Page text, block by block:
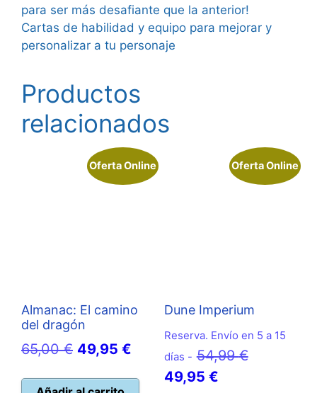
para ser más desafiante que la anterior!
Cartas de habilidad y equipo para mejorar y
personalizar a tu personaje
Productos
relacionados
Oferta Online
Almanac: El camino
del dragón
65,00€ El
49,95 €
precio
Oferta Online
Dune Imperium
Reserva. Envío en 5 a 15
días - 54,99€El
49,95 €El